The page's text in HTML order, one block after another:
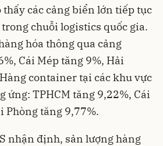
thấy các cảng biển lớn tiếp tục
chuỗi logistics quốc gia.
hóa thông qua cảng
Cái Mép tăng 9%, Hải
container tại các khu vực
ứng: TPHCM tăng 9,22%, Cái
Phòng tăng 9,77%.
nhận định, sản lượng hàng